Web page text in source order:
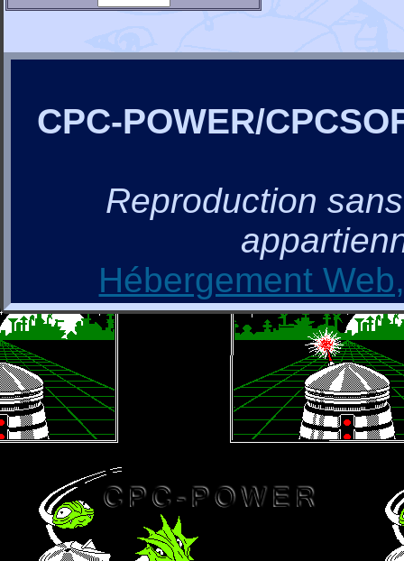
CPC-POWER/
Reproduction
Hébergement